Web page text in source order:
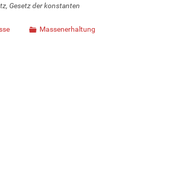
Gesetz der konstanten
Massenerhaltung